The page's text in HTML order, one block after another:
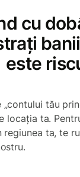
cu
este
tău
locația ta.
ta, te